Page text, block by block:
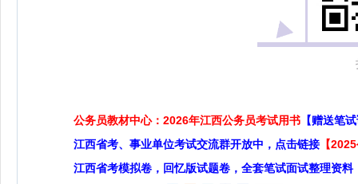
公务员教材中心：2026年江西公务员考试用书 【赠送笔
江西省考、事业单位考试交流群开放中，点击链接 【
江西省考模拟卷，回忆版试题卷，全套笔试面试整理资料